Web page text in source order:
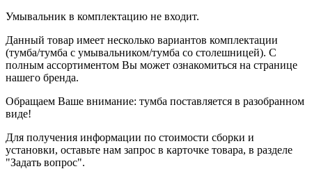
Умывальник в комплектацию не входит.
Данный товар имеет несколько вариантов комплектации
(тумба/тумба с умывальником/тумба со столешницей). С
полным ассортиментом Вы может ознакомиться на странице
нашего бренда.
Обращаем Ваше внимание: тумба поставляется в разобранном
виде!
Для получения информации по стоимости сборки и
установки, оставьте нам запрос в карточке товара, в разделе
"Задать вопрос".